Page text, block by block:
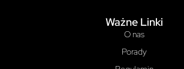
Ważne Linki
O nas
Porady